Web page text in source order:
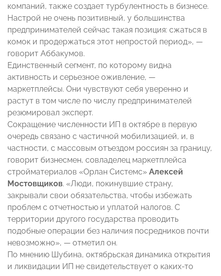
компаний, также создает турбулентность в бизнесе.
Настрой не очень позитивный, у большинства
предпринимателей сейчас такая позиция: сжаться в
комок и продержаться этот непростой период», —
говорит Аббакумов.
Единственный сегмент, по которому видна
активность и серьезное оживление, —
маркетплейсы. Они чувствуют себя уверенно и
растут в том числе по числу предпринимателей
резюмировал эксперт.
Сокращение численности ИП в октябре в первую
очередь связано с частичной мобилизацией, и, в
частности, с массовым отъездом россиян за границу,
говорит бизнесмен, совладелец маркетплейса
стройматериалов «Орлан Системс» Алексей
Мостовщиков. «Люди, покинувшие страну,
закрывали свои обязательства, чтобы избежать
проблем с отчетностью и уплатой налогов. С
территории другого государства проводить
подобные операции без наличия посредников почти
невозможно», — отметил он.
По мнению Шубина, октябрьская динамика открытия
и ликвидации ИП не свидетельствует о каких-то